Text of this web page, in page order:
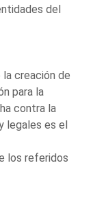
del
la creación de
para la
contra la
legales es el
los referidos